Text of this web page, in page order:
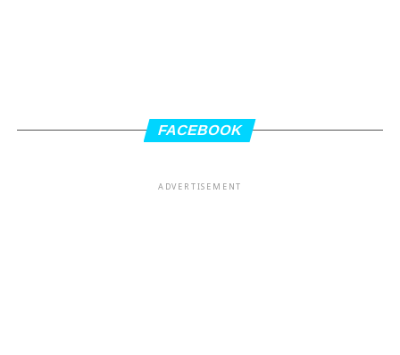
FACEBOOK
ADVERTISEMENT